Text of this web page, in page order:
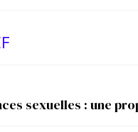
sexuelles : une